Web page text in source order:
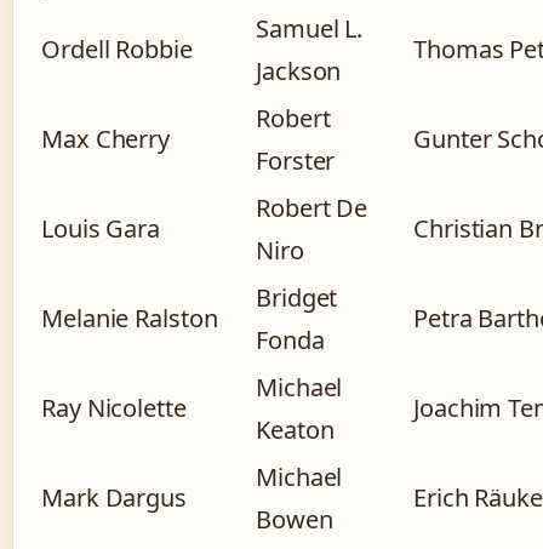
Ordell Robbie
Samuel L.
Jackson
Thomas
Max Cherry
Robert
Forster
Gunter
Louis Gara
Robert De
Niro
Christian
Melanie Ralston
Bridget
Fonda
Petra
Ray Nicolette
Michael
Keaton
Joachim
Mark Dargus
Michael
Bowen
Erich